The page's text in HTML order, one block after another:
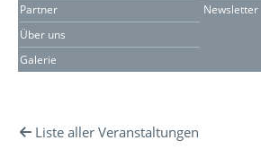
Partner
Über uns
Galerie
Newsletter
Liste aller Veranstaltungen